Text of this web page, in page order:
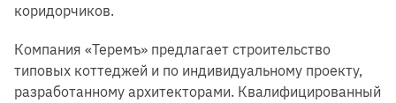
коридорчиков.
Компания «Теремъ» предлагает строительство
типовых коттеджей и по индивидуальному проекту,
разработанному архитекторами. Квалифицированный